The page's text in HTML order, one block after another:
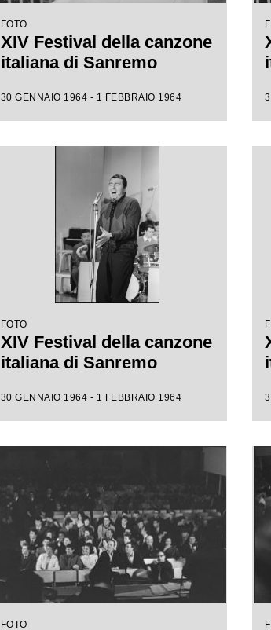
FOTO
XIV Festival della canzone
italiana di Sanremo
30 GENNAIO 1964 - 1 FEBBRAIO 1964
FOTO
XIV Festival della canzone
italiana di Sanremo
30 GENNAIO 1964 - 1 FEBBRAIO 1964
FOTO